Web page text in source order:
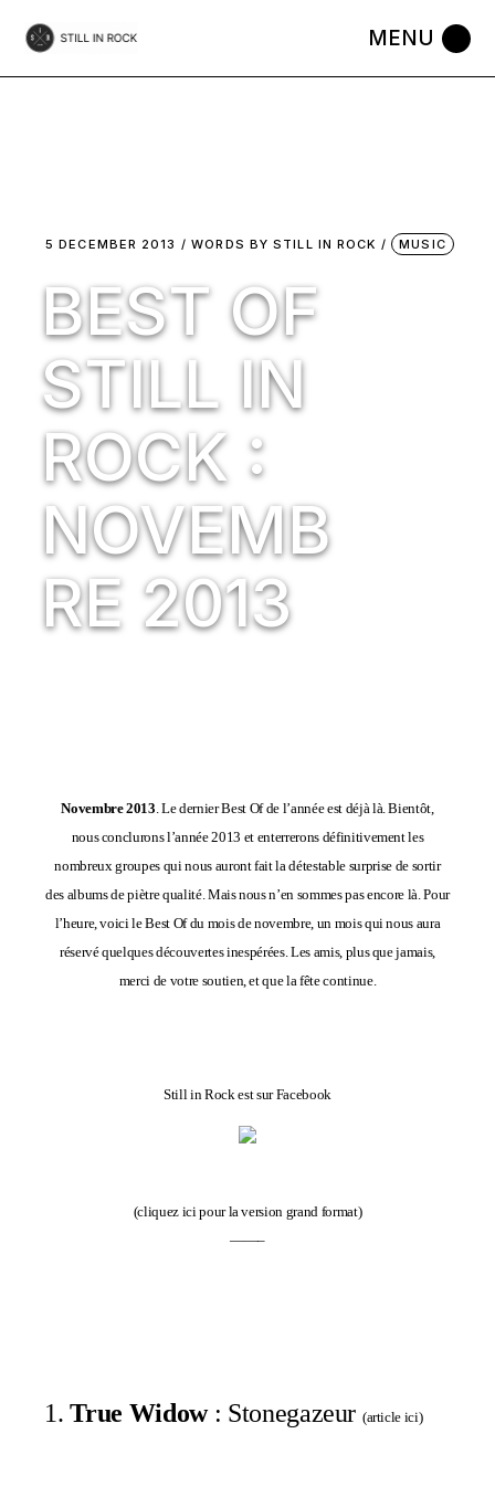
the
5 DECEMBER 2013 WORDS BYSTILL IN ROCK MUSIC
BEST OF
STILL IN
ROCK :
NOVEMB
RE 2013
Novembre 2013. Le dernier Best Of de l’année est déjà là. Bientôt,
nous conclurons l’année 2013 et enterrerons définitivement les
nombreux groupes qui nous auront fait la détestable surprise de sortir
des albums de piètre qualité. Mais nous n’en sommes pas encore là. Pour
l’heure, voici le Best Of du mois de novembre, un mois qui nous aura
réservé quelques découvertes inespérées. Les amis, plus que jamais,
merci de votre soutien, et que la fête continue.
Still in Rock est sur Facebook
(cliquez ici pour la version grand format)
——–
1. True Widow : Stonegazeur (article ici)